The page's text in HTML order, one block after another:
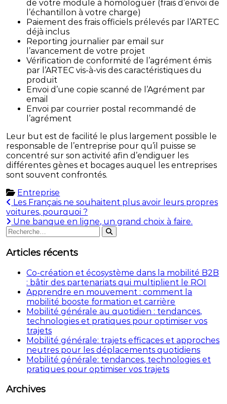
de votre module à homologuer (frais d’envoi de
l’échantillon à votre charge)
Paiement des frais officiels prélevés par l’ARTEC
déjà inclus
Reporting journalier par email sur
l’avancement de votre projet
Vérification de conformité de l’agrément émis
par l’ARTEC vis-à-vis des caractéristiques du
produit
Envoi d’une copie scanné de l’Agrément par
email
Envoi par courrier postal recommandé de
l’agrément
Leur but est de facilité le plus largement possible le
responsable de l’entreprise pour qu’il puisse se
concentré sur son activité afin d’endiguer les
différentes gènes et bocages auquel les entreprises
sont souvent confrontés.
Entreprise
Navigation
de
l’article
Les Français ne souhaitent plus avoir leurs propres
voitures, pourquoi ?
Une banque en ligne, un grand choix à faire.
Rechercher
Rechercher
Articles récents
Co-création et écosystème dans la mobilité B2B
: bâtir des partenariats qui multiplient le ROI
Apprendre en mouvement : comment la
mobilité booste formation et carrière
Mobilité générale au quotidien : tendances,
technologies et pratiques pour optimiser vos
trajets
Mobilité générale: trajets efficaces et approches
neutres pour les déplacements quotidiens
Mobilité générale: tendances, technologies et
pratiques pour optimiser vos trajets
Archives